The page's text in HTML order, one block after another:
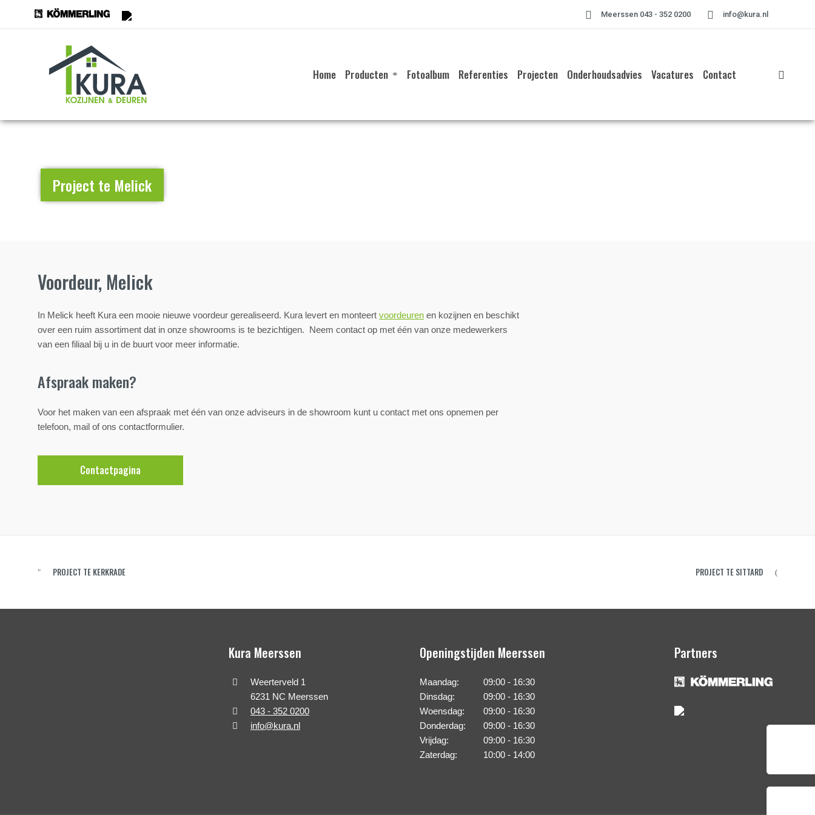
Meerssen 043 - 352 0200 info@kura.nl
Home Producten Fotoalbum Referenties Projecten Onderhoudsadvies Vacatures Contact
Project te Melick
Voordeur, Melick
In Melick heeft Kura een mooie nieuwe voordeur gerealiseerd. Kura levert en monteert voordeuren en kozijnen en beschikt
over een ruim assortiment dat in onze showrooms is te bezichtigen. Neem contact op met één van onze medewerkers
van een filiaal bij u in de buurt voor meer informatie.
Afspraak maken?
Voor het maken van een afspraak met één van onze adviseurs in de showroom kunt u contact met ons opnemen per
telefoon, mail of ons contactformulier.
Contactpagina
PROJECT TE KERKRADE PROJECT TE SITTARD
Kura Meerssen
Weerterveld 1
6231 NC Meerssen
043 - 352 0200
info@kura.nl
Openingstijden Meerssen
Maandag:
09:00 - 16:30
Dinsdag:
09:00 - 16:30
Woensdag:
09:00 - 16:30
Donderdag:
09:00 - 16:30
Vrijdag:
09:00 - 16:30
Zaterdag:
10:00 - 14:00
Partners